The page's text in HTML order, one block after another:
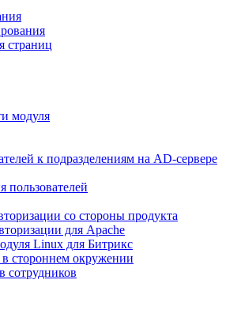
страниц
модуля
к подразделениям на AD-сервере
пользователей
со стороны продукта
для Apache
Linux для Битрикс
стороннем окружении
сотрудников